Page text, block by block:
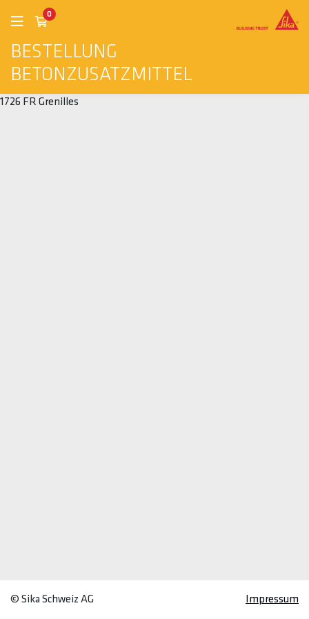
BESTELLUNG
BETONZUSATZMITTEL
0
1726 FR Grenilles
© Sika Schweiz AG Impressum